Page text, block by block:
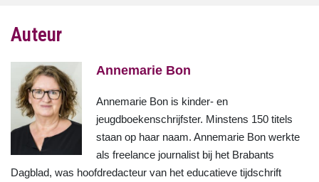
Auteur
Annemarie Bon
Annemarie Bon is kinder- en
jeugdboekenschrijfster. Minstens 150 titels
staan op haar naam. Annemarie Bon werkte
als freelance journalist bij het Brabants
Dagblad, was hoofdredacteur van het educatieve tijdschrift